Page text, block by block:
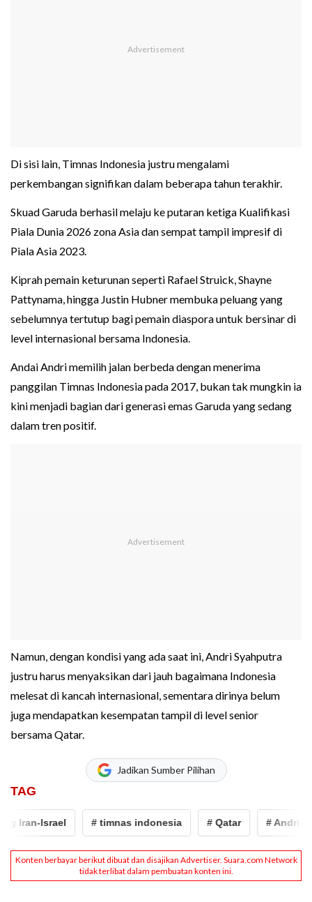
Di sisi lain, Timnas Indonesia justru mengalami
perkembangan signifikan dalam beberapa tahun terakhir.
Skuad Garuda berhasil melaju ke putaran ketiga Kualifikasi
Piala Dunia 2026 zona Asia dan sempat tampil impresif di
Piala Asia 2023.
Kiprah pemain keturunan seperti Rafael Struick, Shayne
Pattynama, hingga Justin Hubner membuka peluang yang
sebelumnya tertutup bagi pemain diaspora untuk bersinar di
level internasional bersama Indonesia.
Andai Andri memilih jalan berbeda dengan menerima
panggilan Timnas Indonesia pada 2017, bukan tak mungkin ia
kini menjadi bagian dari generasi emas Garuda yang sedang
dalam tren positif.
Namun, dengan kondisi yang ada saat ini, Andri Syahputra
justru harus menyaksikan dari jauh bagaimana Indonesia
melesat di kancah internasional, sementara dirinya belum
juga mendapatkan kesempatan tampil di level senior
bersama Qatar.
Jadikan Sumber Pilihan
TAG
Israel # timnas indonesia # Qatar # Andri